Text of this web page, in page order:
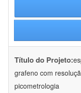
Título do Projeto:
grafeno com
picometrologia